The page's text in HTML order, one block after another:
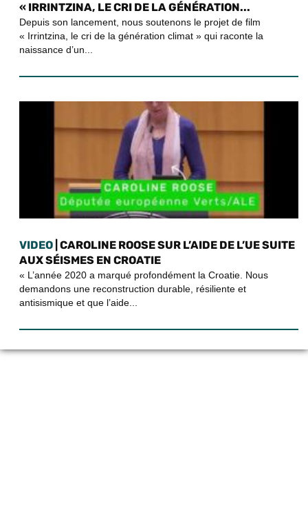
« IRRINTZINA, LE CRI DE LA GÉNÉRATION...
Depuis son lancement, nous soutenons le projet de film
« Irrintzina, le cri de la génération climat » qui raconte la
naissance d’un...
VIDEO | CAROLINE ROOSE SUR L’AIDE DE L’UE SUITE
AUX SÉISMES EN CROATIE
« L’année 2020 a marqué profondément la Croatie. Nous
demandons une reconstruction durable, résiliente et
antisismique et que l’aide...